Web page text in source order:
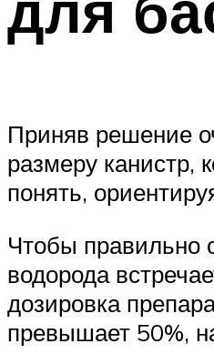
Приняв решение
размеру канистр,
понять,
Чтобы правильно
водорода
дозировка
превышает 50%,